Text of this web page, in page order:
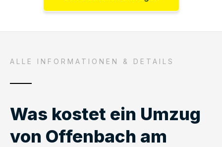
ALLE INFORMATIONEN & DETAILS
Was kostet ein Umzug
von Offenbach am